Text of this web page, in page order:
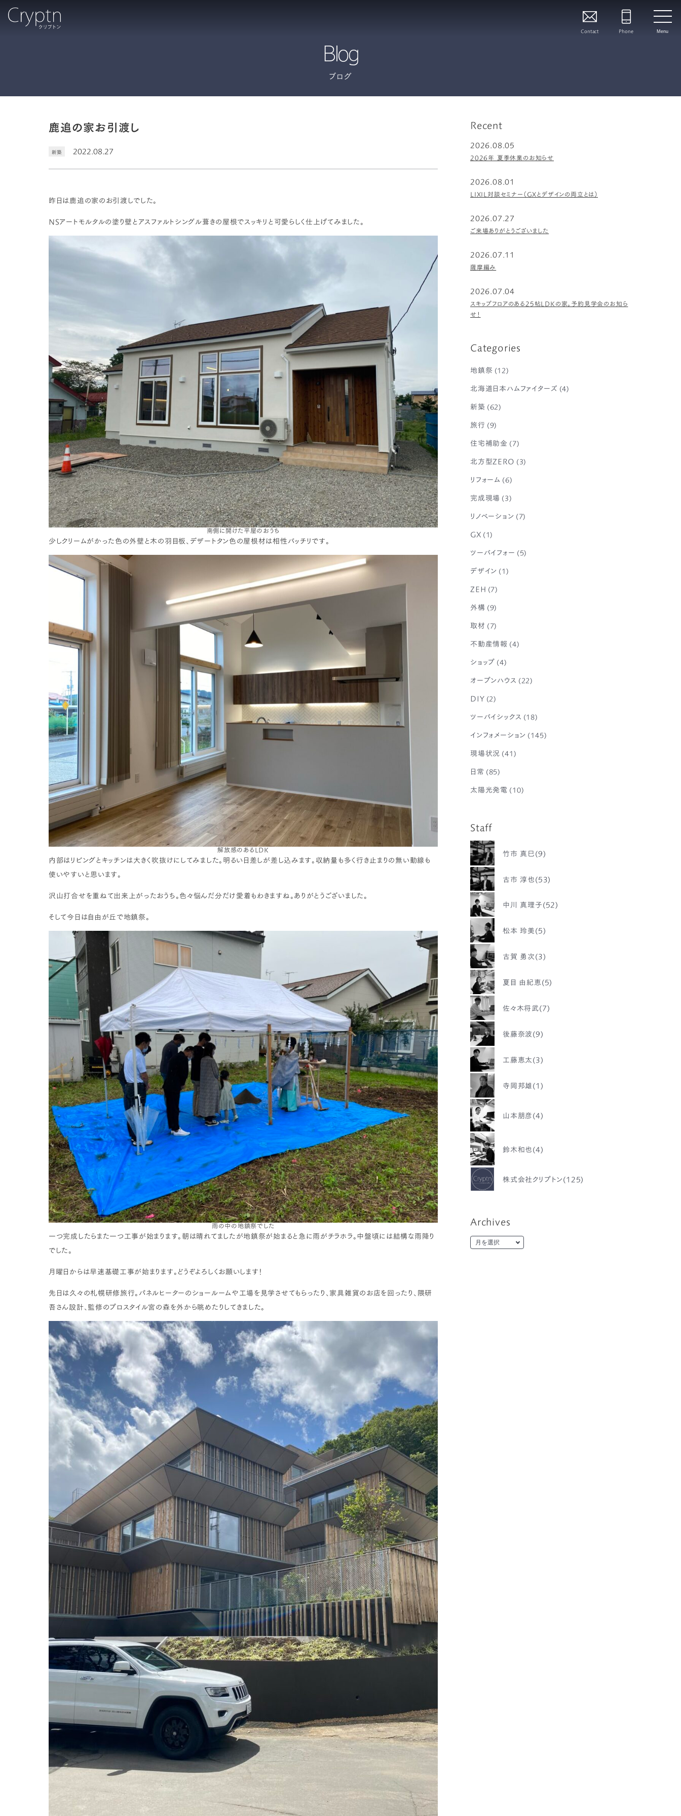
Contact Phone Menu
Blog
ブログ
鹿追の家お引渡し
新築 2022.08.27
昨日は鹿追の家のお引渡しでした。
NSアートモルタルの塗り壁とアスファルトシングル葺きの屋根でスッキリと可愛らしく仕上げてみました。
南側に開けた平屋のおうち
少しクリームがかった色の外壁と木の羽目板、デザートタン色の屋根材は相性バッチリです。
解放感のあるLDK
内部はリビングとキッチンは大きく吹抜けにしてみました。明るい日差しが差し込みます。収納量も多く行き止まりの無い動線も
使いやすいと思います。
沢山打合せを重ねて出来上がったおうち。色々悩んだ分だけ愛着もわきますね。ありがとうございました。
そして今日は自由が丘で地鎮祭。
雨の中の地鎮祭でした
一つ完成したらまた一つ工事が始まります。朝は晴れてましたが地鎮祭が始まると急に雨がチラホラ。中盤頃には結構な雨降り
でした。
月曜日からは早速基礎工事が始まります。どうぞよろしくお願いします！
先日は久々の札幌研修旅行。パネルヒーターのショールームや工場を見学させてもらったり、家具雑貨のお店を回ったり、隈研
吾さん設計、監修のプロスタイル宮の森を外から眺めたりしてきました。
Recent
2026.08.05
2026年 夏季休業のお知らせ
2026.08.01
LIXIL対談セミナー（GXとデザインの両立とは）
2026.07.27
ご来場ありがとうございました
2026.07.11
薩摩編み
2026.07.04
スキップフロアのある25帖LDKの家。予約見学会のお知ら
せ！
Categories
地鎮祭 (12)
北海道日本ハムファイターズ (4)
新築 (62)
旅行 (9)
住宅補助金 (7)
北方型ZERO (3)
リフォーム (6)
完成現場 (3)
リノベーション (7)
GX (1)
ツーバイフォー (5)
デザイン (1)
ZEH (7)
外構 (9)
取材 (7)
不動産情報 (4)
ショップ (4)
オープンハウス (22)
DIY (2)
ツーバイシックス (18)
インフォメーション (145)
現場状況 (41)
日常 (85)
太陽光発電 (10)
Staff
竹市 真巳(9)
古市 淳也(53)
中川 真理子(52)
松本 玲美(5)
古賀 勇次(3)
夏目 由紀恵(5)
佐々木将武(7)
後藤奈波(9)
工藤恵太(3)
寺岡邦雄(1)
山本朋彦(4)
鈴木和也(4)
株式会社クリプトン(125)
Archives